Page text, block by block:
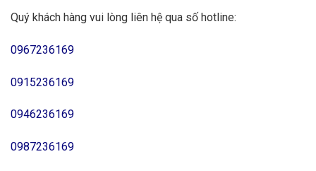
Quý khách hàng vui lòng liên hệ qua số hotline:
0967236169
0915236169
0946236169
0987236169